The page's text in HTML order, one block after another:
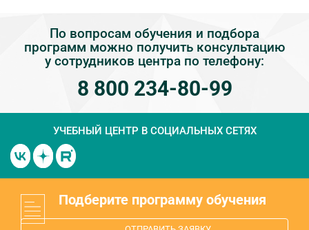
По вопросам обучения и подбора
программ можно получить консультацию
у сотрудников центра по телефону:
8 800 234-80-99
УЧЕБНЫЙ ЦЕНТР В СОЦИАЛЬНЫХ СЕТЯХ
Подберите программу обучения